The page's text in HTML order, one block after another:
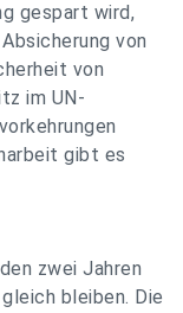
gespart wird,
von
von
im UN-
gibt es
zwei Jahren
bleiben. Die